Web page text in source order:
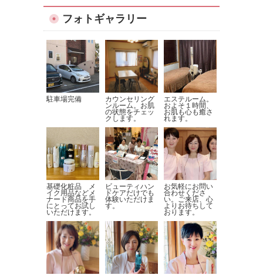
フォトギャラリー
駐車場完備
カウンセリング
ンルーム。お肌
の状態をチェッ
クします。
エステルーム。
およそ１時間、
お肌も心も癒さ
れます。
基礎化粧品 メ
イク用品などメ
ナード商品を手
にとってお試し
いただけます。
ビューティハン
ドケアだけでも
体験いただけま
す。
お気軽にお問い
合わせくださ
い。ご来店、心
よりお待ちして
おります。